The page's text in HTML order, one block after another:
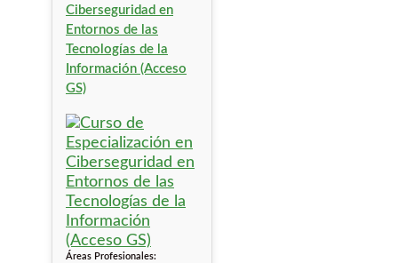
Ciberseguridad en
Entornos de las
Tecnologías de la
Información (Acceso
GS)
Áreas Profesionales: